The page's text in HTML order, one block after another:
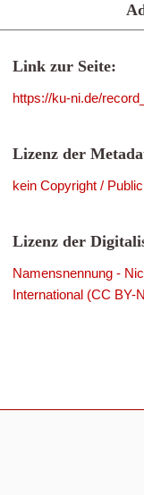
Link zur Seite:
https://ku-ni.de/
Lizenz der
kein Copyright /
Lizenz der
Namensnennung -
International (CC BY-